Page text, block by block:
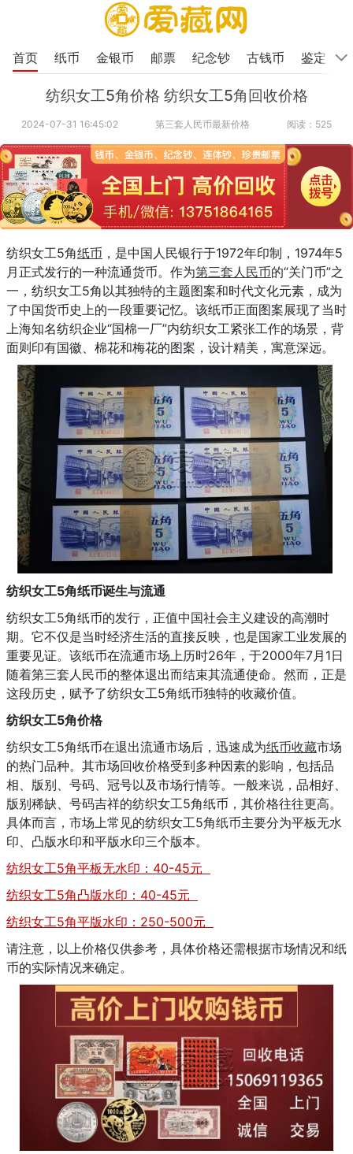
首页 纸币 金银币 邮票 纪念钞 古钱币 鉴定
纺织女工5角价格 纺织女工5角回收价格
2024-07-31 16:45:02 第三套人民币最新价格 阅读：525
纺织女工5角纸币 ，是中国人民银行于1972年印制，1974年5
月正式发行的一种流通货币。作为第三套人民币的“关门币”之
一，纺织女工5角以其独特的主题图案和时代文化元素，成为
了中国货币史上的一段重要记忆。该纸币正面图案展现了当时
上海知名纺织企业“国棉一厂”内纺织女工紧张工作的场景，背
面则印有国徽、棉花和梅花的图案，设计精美，寓意深远。
纺织女工5角纸币诞生与流通
纺织女工5角纸币的发行，正值中国社会主义建设的高潮时
期。它不仅是当时经济生活的直接反映，也是国家工业发展的
重要见证。该纸币在流通市场上历时26年，于2000年7月1日
随着第三套人民币的整体退出而结束其流通使命。然而，正是
这段历史，赋予了纺织女工5角纸币独特的收藏价值。
纺织女工5角价格
纺织女工5角纸币在退出流通市场后，迅速成为纸币收藏市场
的热门品种。其市场回收价格受到多种因素的影响，包括品
相、版别、号码、冠号以及市场行情等。一般来说，品相好、
版别稀缺、号码吉祥的纺织女工5角纸币，其价格往往更高。
具体而言，市场上常见的纺织女工5角纸币主要分为平板无水
印、凸版水印和平版水印三个版本。
纺织女工5角平板无水印：40-45元
纺织女工5角凸版水印：40-45元
纺织女工5角平版水印：250-500元
请注意，以上价格仅供参考，具体价格还需根据市场情况和纸
币的实际情况来确定。